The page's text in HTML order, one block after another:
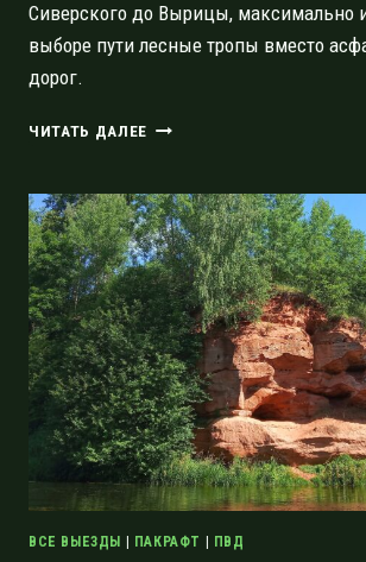
Сиверского до Вырицы, максимально
выборе пути лесные тропы вместо
дорог.
ЧИТАТЬ ДАЛЕЕ ОДНОДНЕВНАЯ
СИВЕРСКОГО
ДО
ВЫРИЦЫ
ВСЕ ВЫЕЗДЫ ПАКРАФТ ПВД